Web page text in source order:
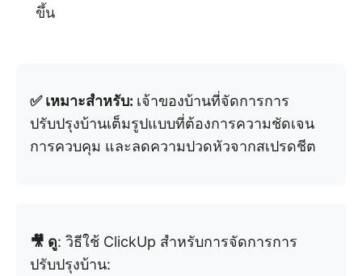
ขึ้น
✅ เหมาะสำหรับ: เจ้าของบ้านที่จัดการการ
ปรับปรุงบ้านเต็มรูปแบบที่ต้องการความชัดเจน
การควบคุม และลดความปวดหัวจากสเปรดชีต
🎥 ดู: วิธีใช้ ClickUp สำหรับการจัดการการ
ปรับปรุงบ้าน: